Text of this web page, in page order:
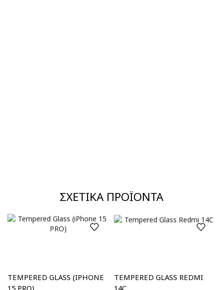
ΣΧΕΤΙΚΆ ΠΡΟΪΌΝΤΑ
TEMPERED GLASS (IPHONE
TEMPERED GLASS REDMI